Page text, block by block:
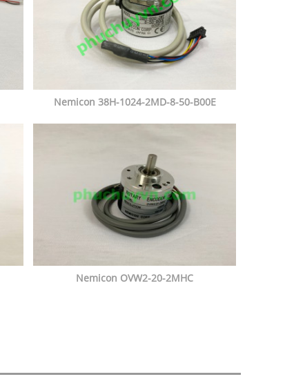
Nemicon 38H-1024-2MD-8-50-B00E
Nemicon OVW2-20-2MHC